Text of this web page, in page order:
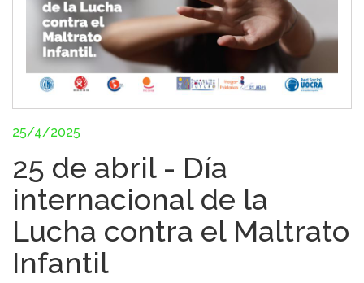
25/4/2025
25 de abril - Día
internacional de la
Lucha contra el Maltrato
Infantil